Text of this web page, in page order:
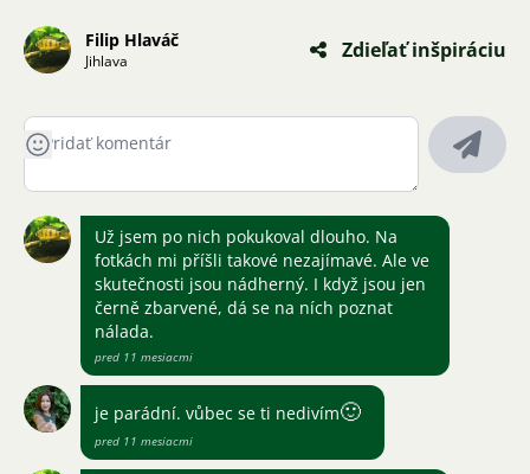
Filip Hlaváč
Jihlava Zdieľať inšpiráciu
Už jsem po nich pokukoval dlouho. Na
fotkách mi příšli takové nezajímavé. Ale ve
skutečnosti jsou nádherný. I když jsou jen
černě zbarvené, dá se na ních poznat
nálada.
pred 11 mesiacmi
je parádní. vůbec se ti nedivím🙂
pred 11 mesiacmi